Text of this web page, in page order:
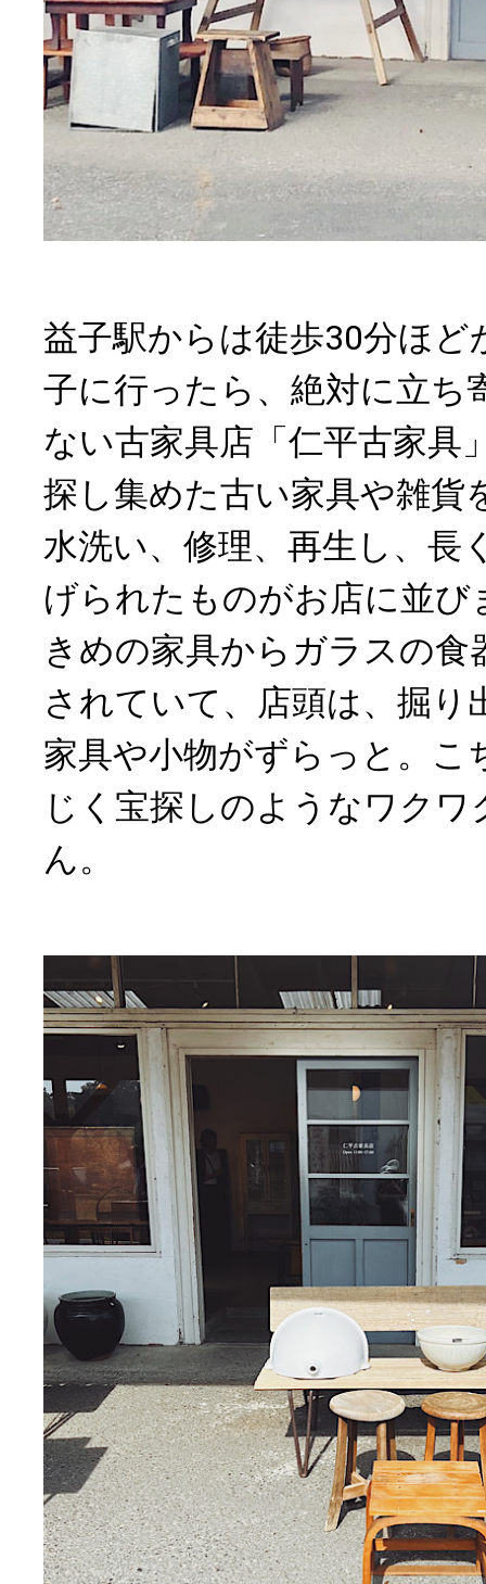
益子駅からは徒歩30分ほど
子に行ったら、絶対に立ち
ない古家具店「仁平古家具
探し集めた古い家具や雑貨
水洗い、修理、再生し、長
げられたものがお店に並び
きめの家具からガラスの食
されていて、店頭は、掘り
家具や小物がずらっと。こ
じく宝探しのようなワク
ん。